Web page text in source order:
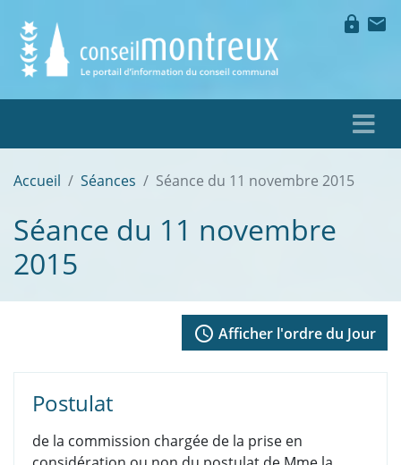
lock mail
Accueil Séances Séance du 11 novembre 2015
Séance du 11 novembre
2015
access_time Afficher l'ordre du Jour
Postulat
de la commission chargée de la prise en